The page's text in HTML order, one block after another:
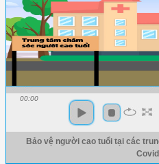
00:00
Bảo vệ người cao tuổi tại các